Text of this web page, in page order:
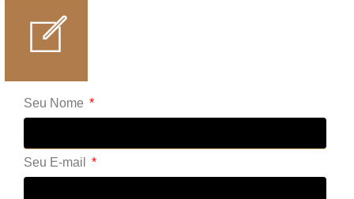
Seu Nome
Seu E-mail